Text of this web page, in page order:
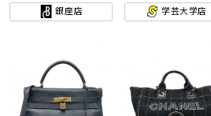
銀座店
学芸大学店